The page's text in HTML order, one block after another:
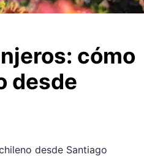
cómo
desde
desde Santiago